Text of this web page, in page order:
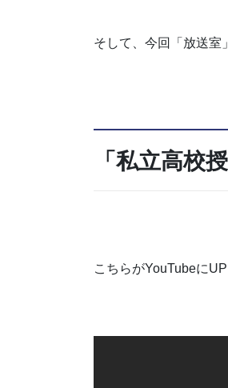
そして、今回「放送室
「私立高校
こちらがYouTubeに